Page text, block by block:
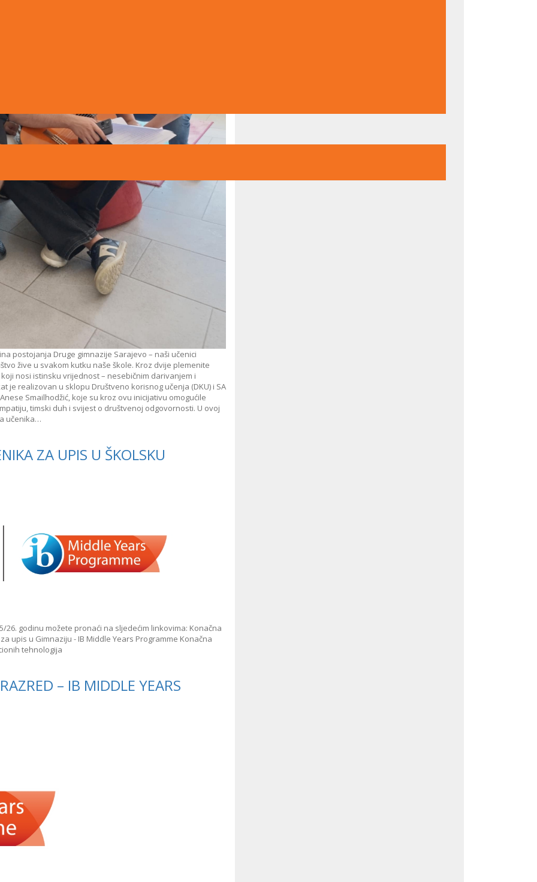
postojanja Druge gimnazije Sarajevo – naši učenici
žive u svakom kutku naše škole. Kroz dvije plemenite
nosi istinsku vrijednost – nesebičnim darivanjem i
je realizovan u sklopu Društveno korisnog učenja (DKU) i SA
Smailhodžić, koje su kroz ovu inicijativu omogućile
timski duh i svijest o društvenoj odgovornosti. U ovoj
učenika…
ZA UPIS U ŠKOLSKU
26. godinu možete pronaći na sljedećim linkovima: Konačna
upis u Gimnaziju - IB Middle Years Programme Konačna
tehnologija
– IB MIDDLE YEARS